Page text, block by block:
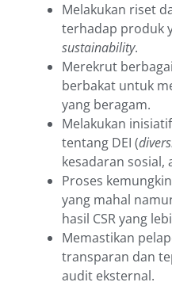
Melakukan riset
terhadap produk
sustainability.
Merekrut
berbakat untuk
yang beragam.
Melakukan
tentang DEI (
kesadaran sosial,
Proses
yang mahal
hasil CSR yang
Memastikan
transparan dan
audit eksternal.